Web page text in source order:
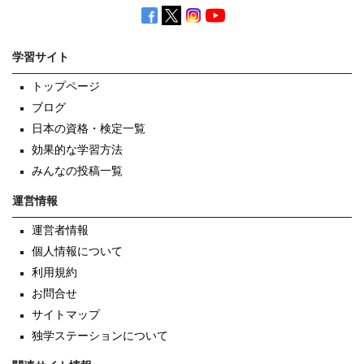
学習サイト
トップページ
ブログ
日本の資格・検定一覧
効果的な学習方法
みんなの投稿一覧
運営情報
運営者情報
個人情報について
利用規約
お問合せ
サイトマップ
独学ステーションについて